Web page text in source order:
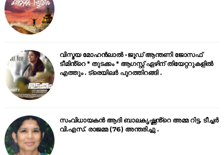
വിസ്മയ മോഹൻലാൽ -ജൂഡ് ആന്തണി ജോസഫ്
ടീമിൻ്റെ " തുടക്കം " ആഗസ്റ്റ് ഏഴിന് തിയേറ്ററുകളിൽ
എത്തും . ട്രെയിലർ പുറത്തിറങ്ങി .
സംവിധായകൻ ആദി ബാലകൃഷ്ണൻ്റെ അമ്മ റിട്ട. ടീച്ചർ
വി.എസ്. രാജമ്മ (76) അന്തരിച്ചു .